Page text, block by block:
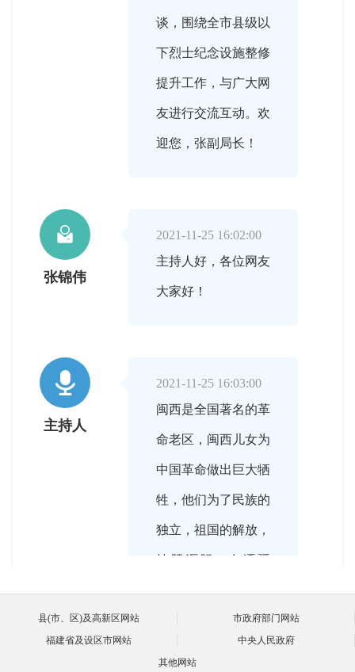
谈，围绕全市县级以
下烈士纪念设施整修
提升工作，与广大网
友进行交流互动。欢
迎您，张副局长！

张锦伟
2021-11-25 16:02:00
主持人好，各位网友
大家好！

主持人
2021-11-25 16:03:00
闽西是全国著名的革
命老区，闽西儿女为
中国革命做出巨大牺
牲，他们为了民族的
独立，祖国的解放，
披肝沥胆，血洒疆
一下我们闽西革命烈
县(市、区)及高新区网站
市政府部门网站
福建省及设区市网站
中央人民政府
其他网站